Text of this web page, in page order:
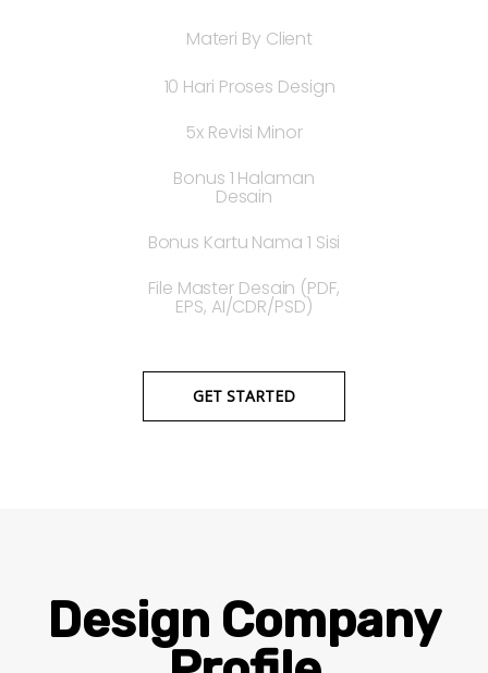
Materi By Client
10 Hari Proses Design
5x Revisi Minor
Bonus 1 Halaman
Desain
Bonus Kartu Nama 1 Sisi
File Master Desain (PDF,
EPS, AI/CDR/PSD)
GET STARTED
Design Company